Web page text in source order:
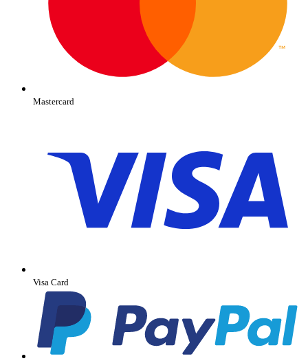
Mastercard
Visa Card